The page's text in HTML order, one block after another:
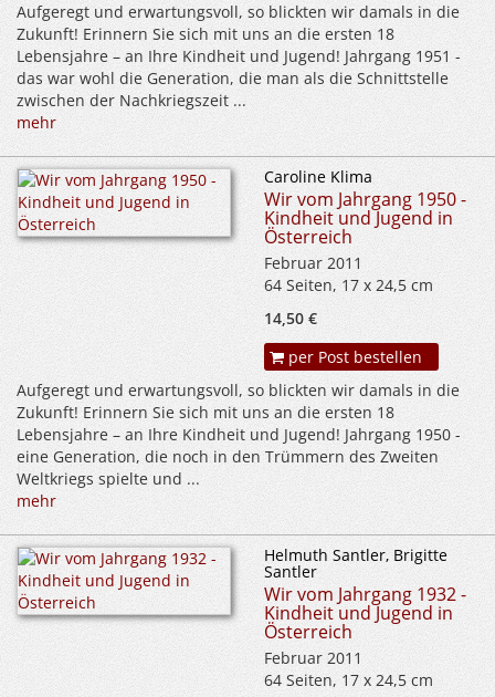
Aufgeregt und erwartungsvoll, so blickten wir damals in die
Zukunft! Erinnern Sie sich mit uns an die ersten 18
Lebensjahre – an Ihre Kindheit und Jugend! Jahrgang 1951 -
das war wohl die Generation, die man als die Schnittstelle
zwischen der Nachkriegszeit ...
mehr
Caroline Klima
Wir vom Jahrgang 1950 -
Kindheit und Jugend in
Österreich
Februar 2011
64 Seiten, 17 x 24,5 cm
14,50 €
per Post bestellen
Aufgeregt und erwartungsvoll, so blickten wir damals in die
Zukunft! Erinnern Sie sich mit uns an die ersten 18
Lebensjahre – an Ihre Kindheit und Jugend! Jahrgang 1950 -
eine Generation, die noch in den Trümmern des Zweiten
Weltkriegs spielte und ...
mehr
Helmuth Santler, Brigitte
Santler
Wir vom Jahrgang 1932 -
Kindheit und Jugend in
Österreich
Februar 2011
64 Seiten, 17 x 24,5 cm